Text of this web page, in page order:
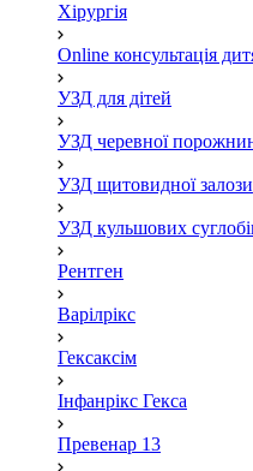
Хірургія
Online консультація
УЗД для дітей
УЗД черевної
УЗД щитовидної залози
УЗД кульшових
Рентген
Варілрікс
Гексаксім
Інфанрікс Гекса
Превенар 13